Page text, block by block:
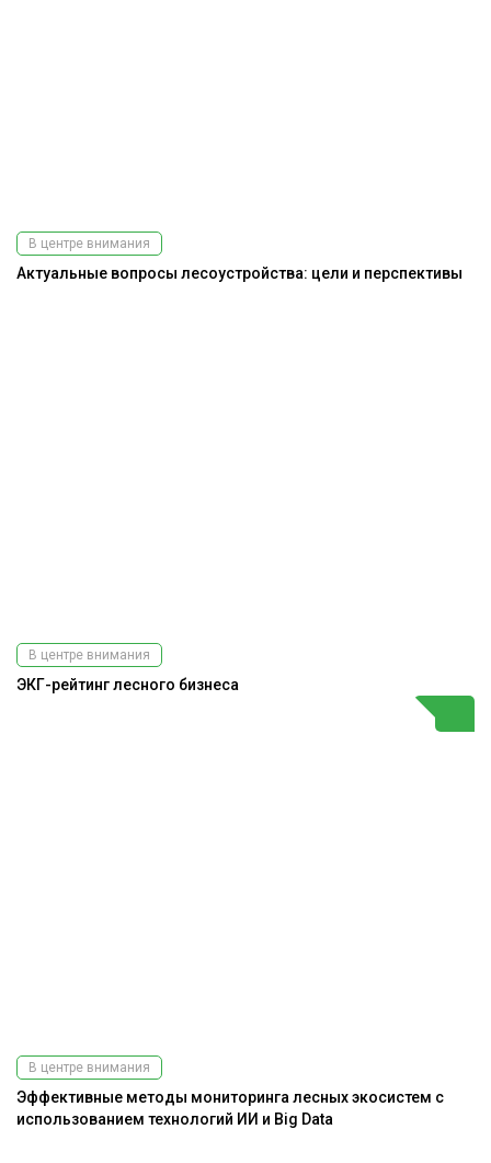
В центре внимания
Актуальные вопросы лесоустройства: цели и перспективы
В центре внимания
ЭКГ-рейтинг лесного бизнеса
В центре внимания
Эффективные методы мониторинга лесных экосистем с
использованием технологий ИИ и Big Data